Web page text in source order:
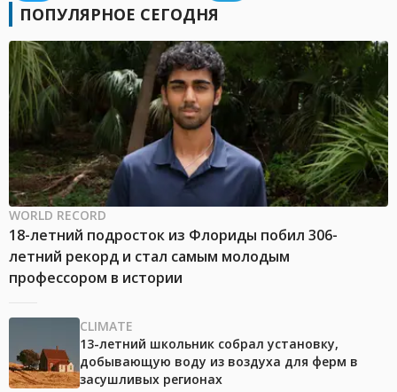
ПОПУЛЯРНОЕ СЕГОДНЯ
WORLD RECORD
18-летний подросток из Флориды побил 306-
летний рекорд и стал самым молодым
профессором в истории
CLIMATE
13-летний школьник собрал установку,
добывающую воду из воздуха для ферм в
засушливых регионах